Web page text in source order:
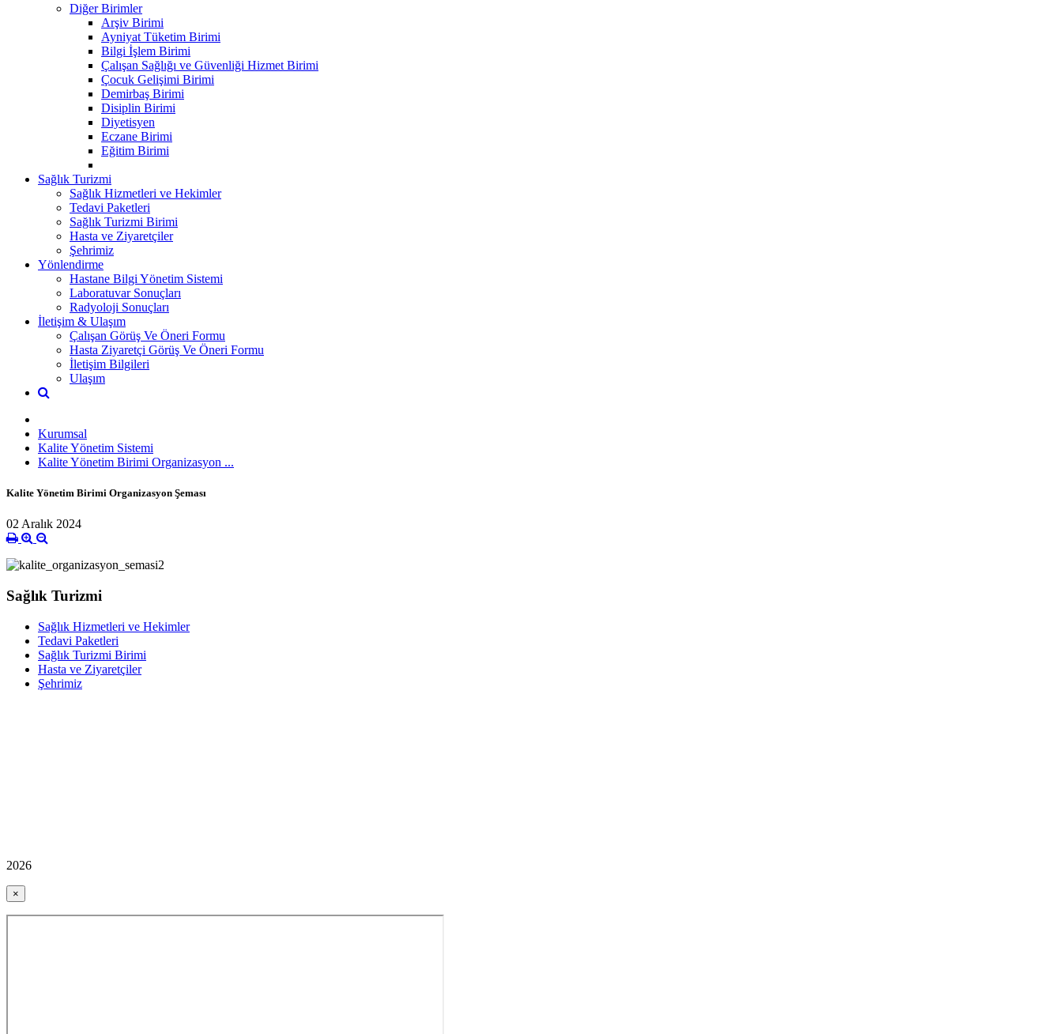
Diğer Birimler
Arşiv Birimi
Ayniyat Tüketim Birimi
Bilgi İşlem Birimi
Çalışan Sağlığı ve Güvenliği Hizmet Birimi
Çocuk Gelişimi Birimi
Demirbaş Birimi
Disiplin Birimi
Diyetisyen
Eczane Birimi
Eğitim Birimi
Sağlık Turizmi
Sağlık Hizmetleri ve Hekimler
Tedavi Paketleri
Sağlık Turizmi Birimi
Hasta ve Ziyaretçiler
Şehrimiz
Yönlendirme
Hastane Bilgi Yönetim Sistemi
Laboratuvar Sonuçları
Radyoloji Sonuçları
İletişim & Ulaşım
Çalışan Görüş Ve Öneri Formu
Hasta Ziyaretçi Görüş Ve Öneri Formu
İletişim Bilgileri
Ulaşım
Kurumsal
Kalite Yönetim Sistemi
Kalite Yönetim Birimi Organizasyon ...
Kalite Yönetim Birimi Organizasyon Şeması
02 Aralık 2024
Sağlık Turizmi
Sağlık Hizmetleri ve Hekimler
Tedavi Paketleri
Sağlık Turizmi Birimi
Hasta ve Ziyaretçiler
Şehrimiz
2026
×